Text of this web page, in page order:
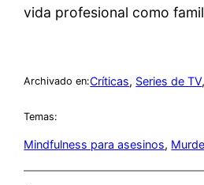
vida profesional como
Archivado en:Críticas, Series de TV,
Temas:
Mindfulness para asesinos,